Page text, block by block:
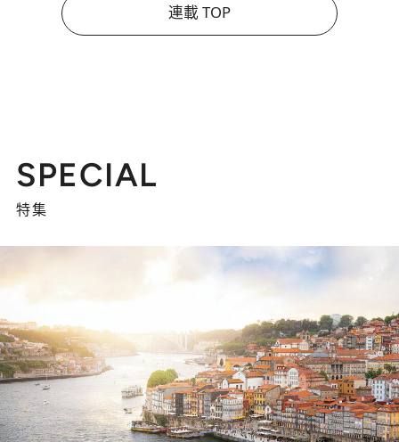
連載 TOP
SPECIAL
特集